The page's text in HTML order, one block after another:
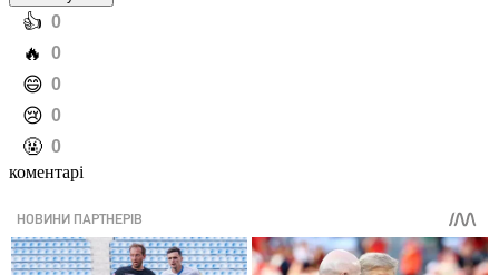
️👍 0
️🔥 0
️😄 0
️😢 0
️🤬 0
коментарі